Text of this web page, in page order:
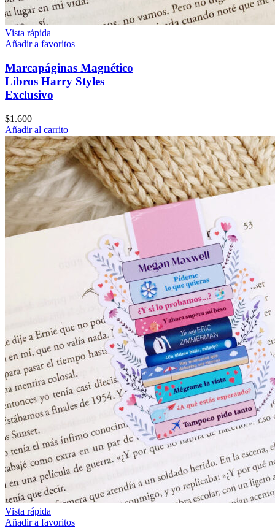
Vista rápida
Añadir a favoritos
Marcapáginas Magnético
Libros Harry Styles
Exclusivo
$1.600
Añadir al carrito
Vista rápida
Añadir a favoritos